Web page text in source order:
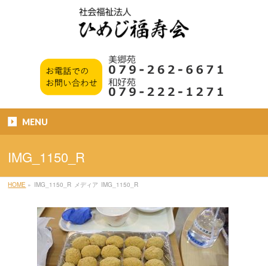
MENU
IMG_1150_R
HOME » IMG_1150_R メディア IMG_1150_R